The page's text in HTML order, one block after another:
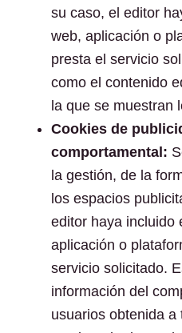
su caso, el editor
web, aplicación o
presta el servicio
como el contenido
la que se muestran
Cookies de
comportamental:
la gestión, de la
los espacios
editor haya incluido
aplicación o
servicio solicitado.
información del
usuarios obtenida